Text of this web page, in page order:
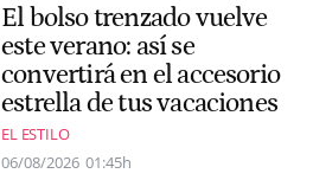
El bolso trenzado vuelve
este verano: así se
convertirá en el accesorio
estrella de tus vacaciones
EL ESTILO
06/08/2026 01:45h